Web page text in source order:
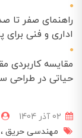
راهنمای صفر تا
اداری و فنی برای
حیاتی در طراحی
مهندسی حریق